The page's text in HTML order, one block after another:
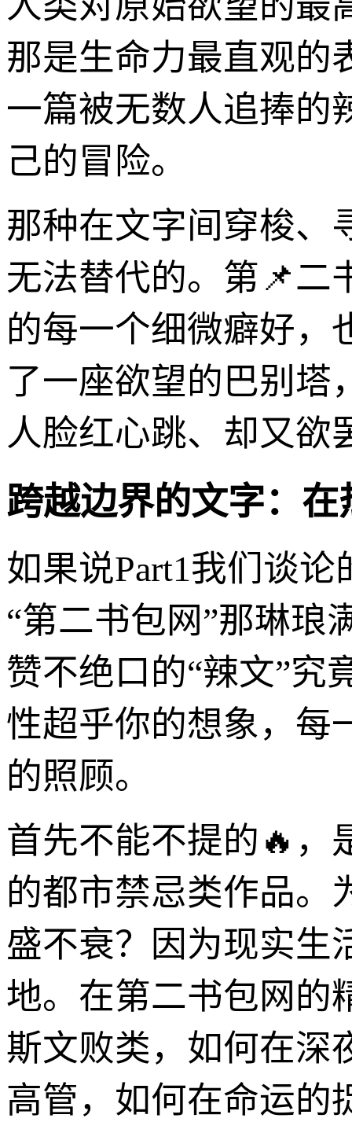
那是生命力最直观的
一篇被无数人追捧的
己的冒险。
那种在文字间穿梭、
无法替代的。第📌二
的每一个细微癖好，
了一座欲望的巴别塔
人脸红心跳、却又欲
跨越边界的文字：
如果说Part1我们谈
“第二书包网”那琳琅
赞不绝口的“辣文”究
性超乎你的想象，每
的照顾。
首先不能不提的🔥，
的都市禁忌类作品。
盛不衰？因为现实生
地。在第二书包网的
斯文败类，如何在深
高管，如何在命运的